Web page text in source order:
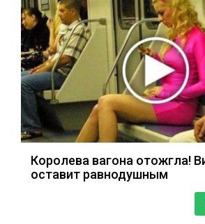
Королева вагона отожгла!
оставит равнодушным